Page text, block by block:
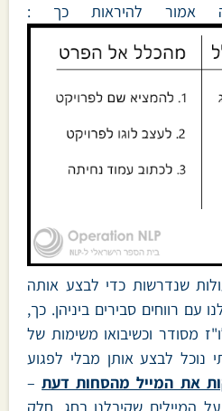
אמור להיראות כך :
שנדרשות כדי לבצע אותה
עם רווחים סבירים ביניהן. כך,
מסודר וכשיבואו משימות של
לבצע אותן מבלי לפגוע
את המייל מהסחות דעת–